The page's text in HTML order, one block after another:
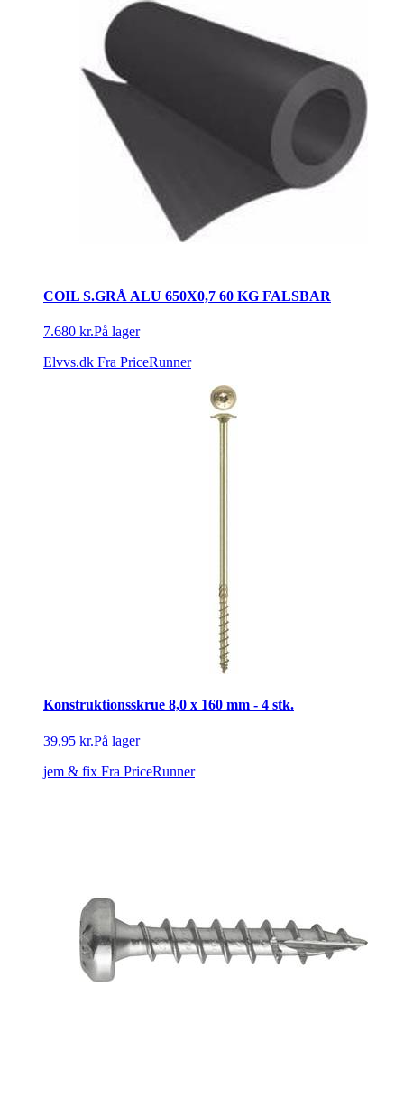
COIL S.GRÅ ALU 650X0,7 60 KG FALSBAR
7.680 kr.På lager
Elvvs.dk Fra PriceRunner
Konstruktionsskrue 8,0 x 160 mm - 4 stk.
39,95 kr.På lager
jem & fix Fra PriceRunner